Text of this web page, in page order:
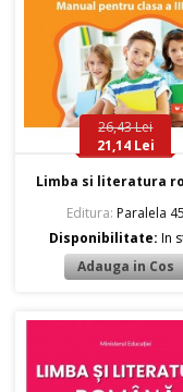
26,43 Lei
21,14 Lei
Limba si literatura
Editura: Paralela 45
Disponibilitate:In